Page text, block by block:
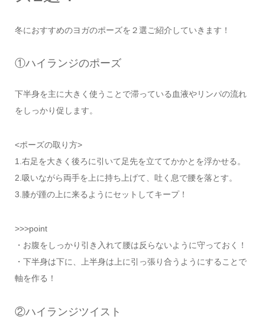
冬におすすめのヨガのポーズを２選ご紹介していきます！
①ハイランジのポーズ
下半身を主に大きく使うことで滞っている血液やリンパの流れ
をしっかり促します。
<ポーズの取り方>
1.右足を大きく後ろに引いて足先を立ててかかとを浮かせる。
2.吸いながら両手を上に持ち上げて、吐く息で腰を落とす。
3.膝が踵の上に来るようにセットしてキープ！
>>>point
・お腹をしっかり引き入れて腰は反らないように守っておく！
・下半身は下に、上半身は上に引っ張り合うようにすることで
軸を作る！
②ハイランジツイスト